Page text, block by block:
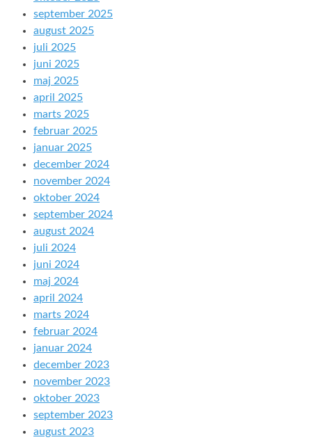
september 2025
august 2025
juli 2025
juni 2025
maj 2025
april 2025
marts 2025
februar 2025
januar 2025
december 2024
november 2024
oktober 2024
september 2024
august 2024
juli 2024
juni 2024
maj 2024
april 2024
marts 2024
februar 2024
januar 2024
december 2023
november 2023
oktober 2023
september 2023
august 2023